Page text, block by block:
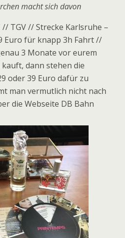
macht sich davon
// TGV // Strecke Karlsruhe –
Euro für knapp 3h Fahrt //
3 Monate vor eurem
dann stehen die
oder 39 Euro dafür zu
man vermutlich nicht nach
die Webseite DB Bahn